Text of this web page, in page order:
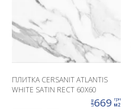
ПЛИТКА CERSANIT ATLANTIS
WHITE SATIN RECT 60X60
ціна669 грн
м2